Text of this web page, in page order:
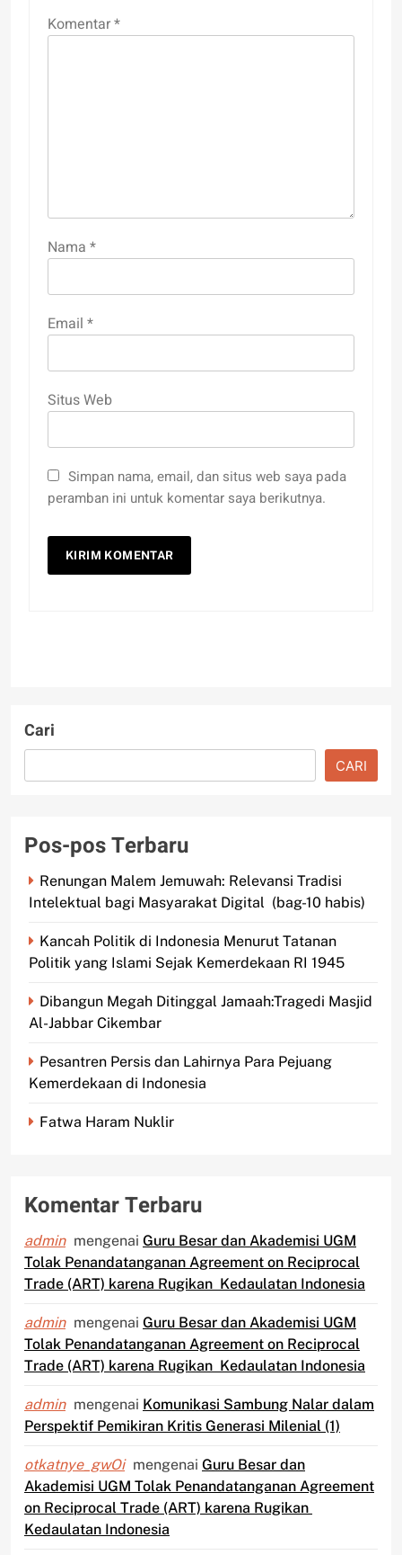
Komentar*
Nama *
Email *
Situs Web
Simpan nama, email, dan situs web saya pada
peramban ini untuk komentar saya berikutnya.
Cari
CARI
Pos-pos Terbaru
Renungan Malem Jemuwah: Relevansi Tradisi
Intelektual bagi Masyarakat Digital (bag-10 habis)
Kancah Politik di Indonesia Menurut Tatanan
Politik yang Islami Sejak Kemerdekaan RI 1945
Dibangun Megah Ditinggal Jamaah:Tragedi Masjid
Al-Jabbar Cikembar
Pesantren Persis dan Lahirnya Para Pejuang
Kemerdekaan di Indonesia
Fatwa Haram Nuklir
Komentar Terbaru
admin mengenai Guru Besar dan Akademisi UGM
Tolak Penandatanganan Agreement on Reciprocal
Trade (ART) karena Rugikan Kedaulatan Indonesia
admin mengenai Guru Besar dan Akademisi UGM
Tolak Penandatanganan Agreement on Reciprocal
Trade (ART) karena Rugikan Kedaulatan Indonesia
admin mengenai Komunikasi Sambung Nalar dalam
Perspektif Pemikiran Kritis Generasi Milenial (1)
otkatnye_gwOi mengenai Guru Besar dan
Akademisi UGM Tolak Penandatanganan Agreement
on Reciprocal Trade (ART) karena Rugikan
Kedaulatan Indonesia